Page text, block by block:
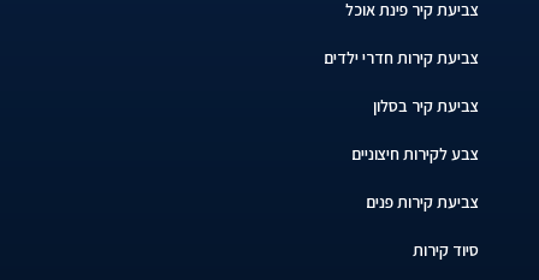
צביעת קיר פינת אוכל
צביעת קירות חדרי ילדים
צביעת קיר בסלון
צבע לקירות חיצוניים
צביעת קירות פנים
סיוד קירות